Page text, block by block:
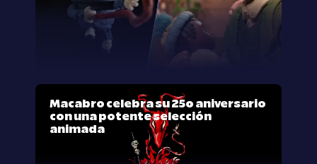
Macabro celebra su 25º aniversario
con una potente selección
animada